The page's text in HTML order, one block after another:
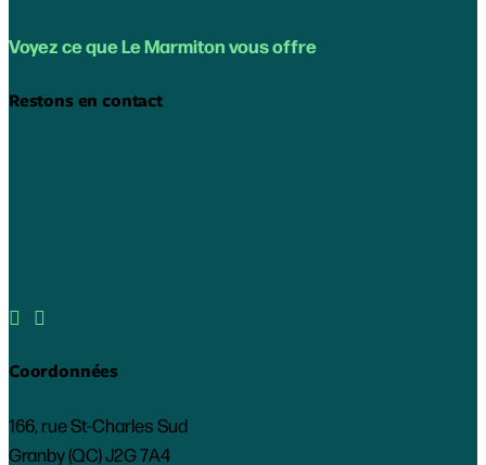
Voyez ce que Le Marmiton vous offre
Restons en contact
 
Coordonnées
166, rue St-Charles Sud
Granby (QC) J2G 7A4